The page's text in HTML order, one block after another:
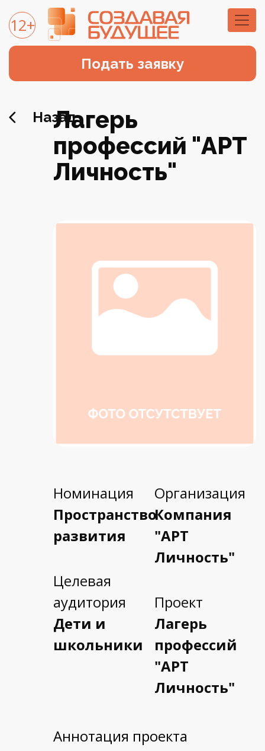
12+
Подать заявку
Назад
Лагерь
профессий "АРТ
Личность"
Номинация
Пространство
развития
Целевая
аудитория
Дети и
школьники
Организация
Компания
"АРТ
Личность"
Проект
Лагерь
профессий
"АРТ
Личность"
Аннотация проекта